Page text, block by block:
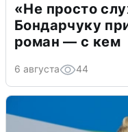
«Не просто
Бондарчуку
роман — с кем
6 августа 44